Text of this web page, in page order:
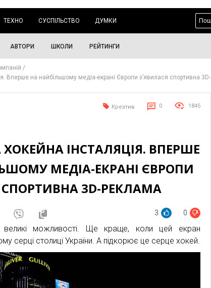
ТЕХНО СУСПІЛЬСТВО ДУМКИ
АВТОРИ ШКОЛИ РЕЙТИНГИ
Вперше на найбільшому медіа-екрані Європи з’явилася спортивна 3D-
Креатив 0 1845
ІНСТАЛЯЦІЯ. ВПЕРШЕ
МЕДІА-ЕКРАНІ ЄВРОПИ
СПОРТИВНА 3D-РЕКЛАМА
3 0
можливості. Ще краще, коли цей екран
серці столиці України. А підкорює це серце хокей.